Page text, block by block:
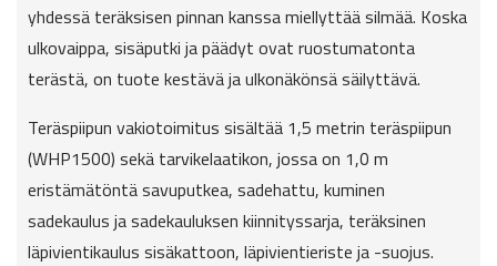
yhdessä teräksisen pinnan kanssa miellyttää silmää. Koska
ulkovaippa, sisäputki ja päädyt ovat ruostumatonta
terästä, on tuote kestävä ja ulkonäkönsä säilyttävä.
Teräspiipun vakiotoimitus sisältää 1,5 metrin teräspiipun
(WHP1500) sekä tarvikelaatikon, jossa on 1,0 m
eristämätöntä savuputkea, sadehattu, kuminen
sadekaulus ja sadekauluksen kiinnityssarja, teräksinen
läpivientikaulus sisäkattoon, läpivientieriste ja -suojus.